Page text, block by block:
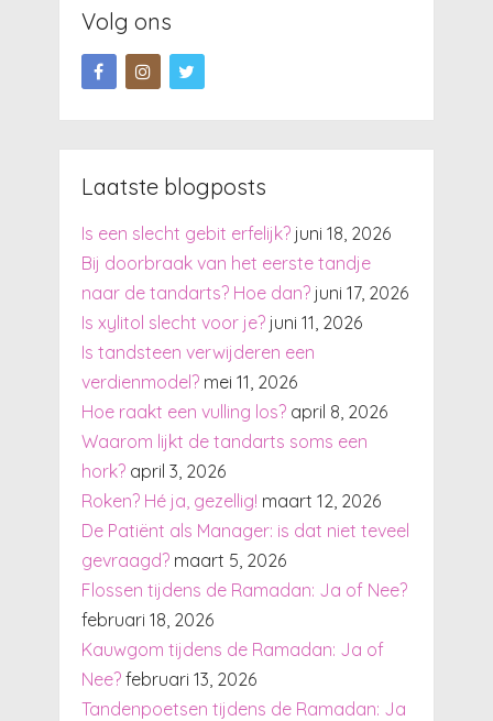
Volg ons
Laatste blogposts
Is een slecht gebit erfelijk? juni 18, 2026
Bij doorbraak van het eerste tandje
naar de tandarts? Hoe dan? juni 17, 2026
Is xylitol slecht voor je? juni 11, 2026
Is tandsteen verwijderen een
verdienmodel? mei 11, 2026
Hoe raakt een vulling los? april 8, 2026
Waarom lijkt de tandarts soms een
hork? april 3, 2026
Roken? Hé ja, gezellig! maart 12, 2026
De Patiënt als Manager: is dat niet teveel
gevraagd? maart 5, 2026
Flossen tijdens de Ramadan: Ja of Nee?
februari 18, 2026
Kauwgom tijdens de Ramadan: Ja of
Nee? februari 13, 2026
Tandenpoetsen tijdens de Ramadan: Ja